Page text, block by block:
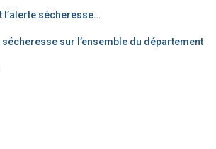
l’alerte sécheresse…
sur l’ensemble du département